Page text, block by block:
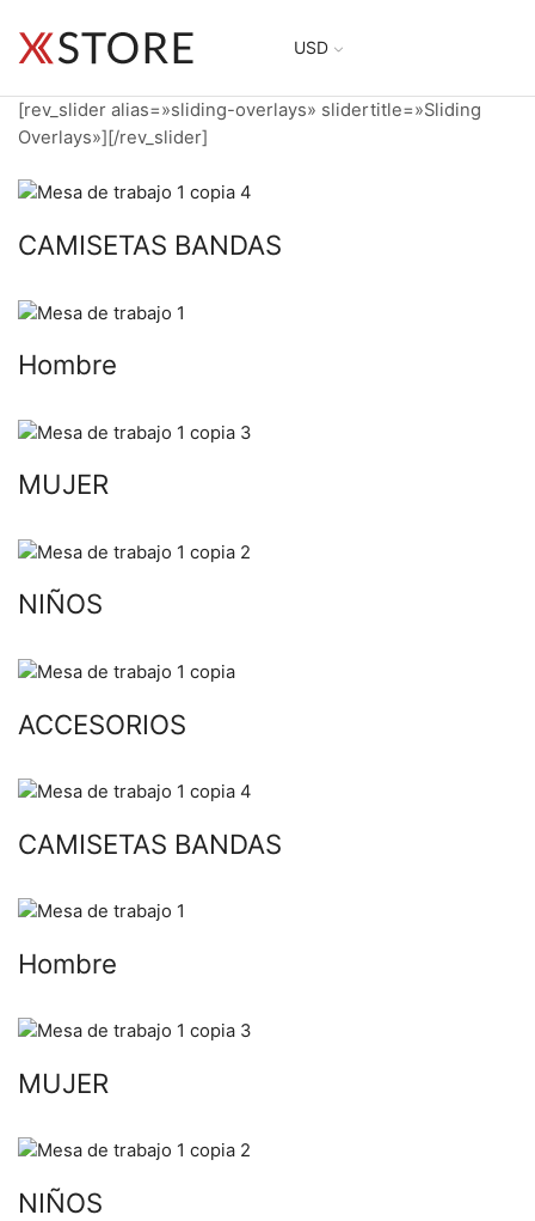
USD
[rev_slider alias=»sliding-overlays» slidertitle=»Sliding
Overlays»][/rev_slider]
CAMISETAS BANDAS
Hombre
MUJER
NIÑOS
ACCESORIOS
CAMISETAS BANDAS
Hombre
MUJER
NIÑOS